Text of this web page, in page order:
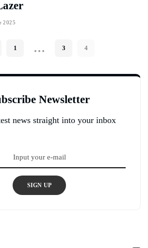
2025
1 … 3 4
Newsletter
news straight into your inbox
SIGN UP